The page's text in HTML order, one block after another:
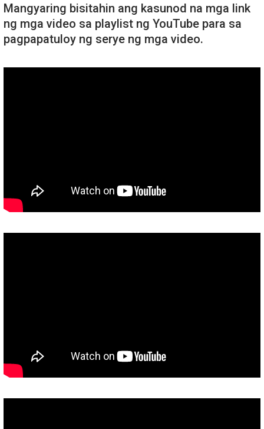
Mangyaring bisitahin ang kasunod na mga link
ng mga video sa playlist ng YouTube para sa
pagpapatuloy ng serye ng mga video.